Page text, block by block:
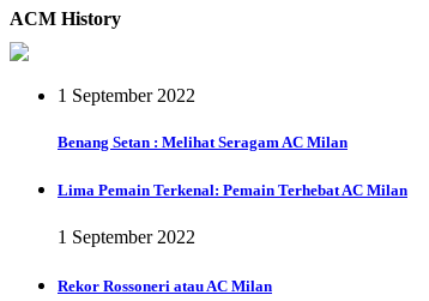
ACM History
1 September 2022
Benang Setan : Melihat Seragam AC Milan
Lima Pemain Terkenal: Pemain Terhebat AC Milan
1 September 2022
Rekor Rossoneri atau AC Milan